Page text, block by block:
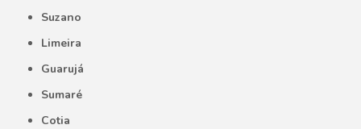
Suzano
Limeira
Guarujá
Sumaré
Cotia